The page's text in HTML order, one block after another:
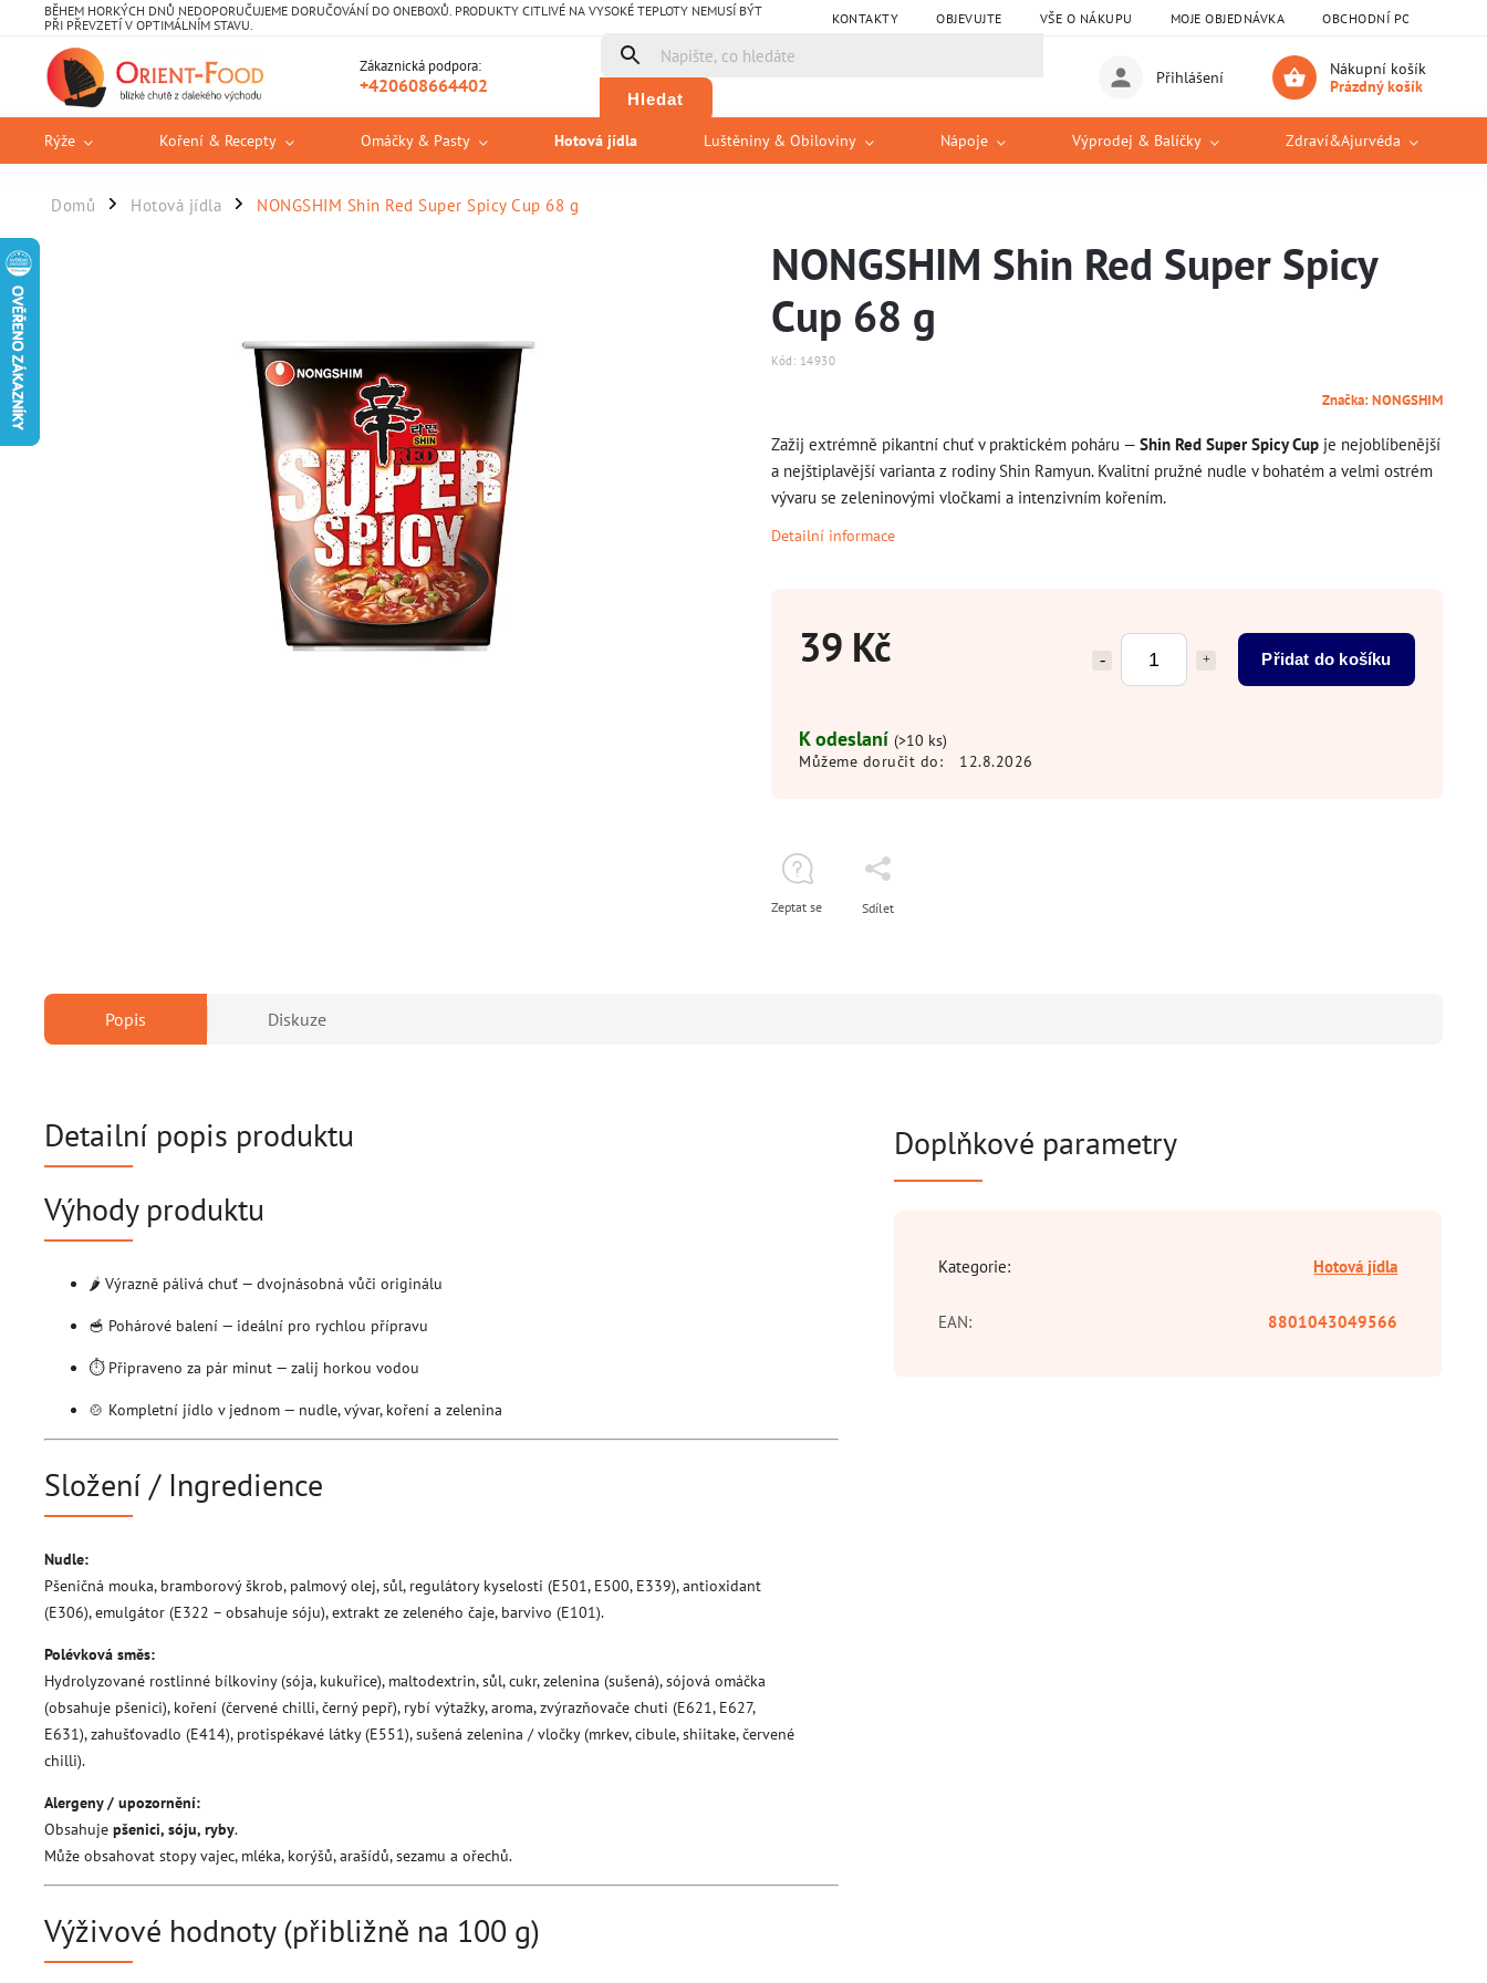
BĚHEM HORKÝCH DNŮ NEDOPORUČUJEME DORUČOVÁNÍ DO ONEBOXŮ. PRODUKTY CITLIVÉ NA VYSOKÉ TEPLOTY NEMUSÍ BÝT
PŘI PŘEVZETÍ V OPTIMÁLNÍM STAVU.
KONTAKTY OBJEVUJTE VŠE O NÁKUPU MOJE OBJEDNÁVKA OBCHODNÍ PODMÍNKY
Zákaznická podpora:
+420608664402
Hledat
Nákupní košík
Prázdný košík
Přihlášení
Rýže Koření & Recepty Omáčky & Pasty Hotová jídla Luštěniny & Obiloviny Nápoje Výprodej & Balíčky Zdraví&Ajurvéda
Domů / Hotová jídla / NONGSHIM Shin Red Super Spicy Cup 68 g
39 Kč Přidat do košíku
K odeslaní (>10 ks)
Můžeme doručit do:
12.8.2026
NONGSHIM Shin Red Super Spicy
Cup 68 g
Kód: 14930
Značka:NONGSHIM
Zažij extrémně pikantní chuť v praktickém poháru — Shin Red Super Spicy Cup je nejoblíbenější
a nejštiplavější varianta z rodiny Shin Ramyun. Kvalitní pružné nudle v bohatém a velmi ostrém
vývaru se zeleninovými vločkami a intenzivním kořením.
Detailní informace
Zeptat se Sdílet
Popis Diskuze
Detailní popis produktu
Výhody produktu
🌶 Výrazně pálivá chuť — dvojnásobná vůči originálu
🥣 Pohárové balení — ideální pro rychlou přípravu
⏱ Připraveno za pár minut — zalij horkou vodou
🍲 Kompletní jídlo v jednom — nudle, vývar, koření a zelenina
Složení / Ingredience
Nudle:
Pšeničná mouka, bramborový škrob, palmový olej, sůl, regulátory kyselosti (E501, E500, E339), antioxidant
(E306), emulgátor (E322 – obsahuje sóju), extrakt ze zeleného čaje, barvivo (E101).
Polévková směs:
Hydrolyzované rostlinné bílkoviny (sója, kukuřice), maltodextrin, sůl, cukr, zelenina (sušená), sójová omáčka
(obsahuje pšenici), koření (červené chilli, černý pepř), rybí výtažky, aroma, zvýrazňovače chuti (E621, E627,
E631), zahušťovadlo (E414), protispékavé látky (E551), sušená zelenina / vločky (mrkev, cibule, shiitake, červené
chilli).
Alergeny / upozornění:
Obsahuje pšenici, sóju, ryby.
Může obsahovat stopy vajec, mléka, korýšů, arašídů, sezamu a ořechů.
Výživové hodnoty (přibližně na 100 g)
Doplňkové parametry
Kategorie: Hotová jídla
EAN: 8801043049566